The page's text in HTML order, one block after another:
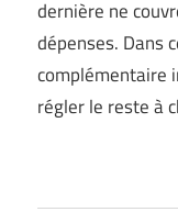
dernière ne
dépenses. Dans
complémentaire
régler le reste à